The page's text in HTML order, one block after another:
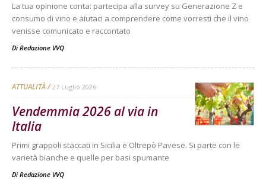
La tua opinione conta: partecipa alla survey su Generazione Z e
consumo di vino e aiutaci a comprendere come vorresti che il vino
venisse comunicato e raccontato
Di Redazione VVQ
ATTUALITÀ 27 Luglio 2026
Vendemmia 2026 al via in
Italia
Primi grappoli staccati in Sicilia e Oltrepò Pavese. Si parte con le
varietà bianche e quelle per basi spumante
Di Redazione VVQ